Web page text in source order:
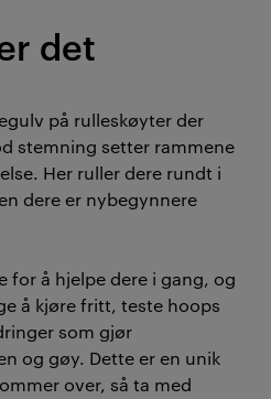
det
på rulleskøyter der
stemning setter rammene
Her ruller dere rundt i
dere er nybegynnere
for å hjelpe dere i gang, og
å kjøre fritt, teste hoops
som gjør
og gøy. Dette er en unik
over, så ta med